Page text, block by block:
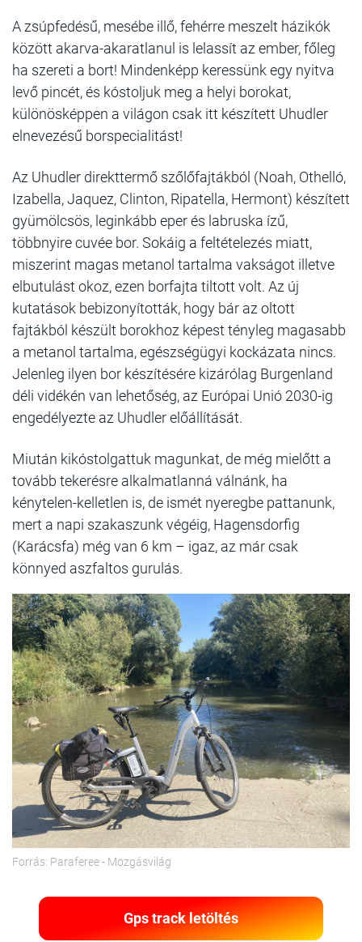
A zsúpfedésű, mesébe illő, fehérre meszelt házikók
között akarva-akaratlanul is lelassít az ember, főleg
ha szereti a bort! Mindenképp keressünk egy nyitva
levő pincét, és kóstoljuk meg a helyi borokat,
különösképpen a világon csak itt készített Uhudler
elnevezésű borspecialitást!
Az Uhudler direkttermő szőlőfajtákból (Noah, Othelló,
Izabella, Jaquez, Clinton, Ripatella, Hermont) készített
gyümölcsös, leginkább eper és labruska ízű,
többnyire cuvée bor. Sokáig a feltételezés miatt,
miszerint magas metanol tartalma vakságot illetve
elbutulást okoz, ezen borfajta tiltott volt. Az új
kutatások bebizonyították, hogy bár az oltott
fajtákból készült borokhoz képest tényleg magasabb
a metanol tartalma, egészségügyi kockázata nincs.
Jelenleg ilyen bor készítésére kizárólag Burgenland
déli vidékén van lehetőség, az Európai Unió 2030-ig
engedélyezte az Uhudler előállítását.
Miután kikóstolgattuk magunkat, de még mielőtt a
tovább tekerésre alkalmatlanná válnánk, ha
kénytelen-kelletlen is, de ismét nyeregbe pattanunk,
mert a napi szakaszunk végéig, Hagensdorfig
(Karácsfa) még van 6 km – igaz, az már csak
könnyed aszfaltos gurulás.
Forrás: Paraferee - Mozgásvilág
Gps track letöltés